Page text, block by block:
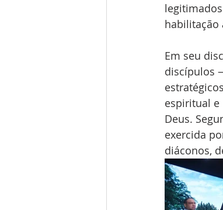
habilitação
Em seu
discípulos
espiritual
Deus.
exercida
diáconos,